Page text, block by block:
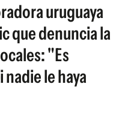
uruguaya
que denuncia la
"Es
le haya